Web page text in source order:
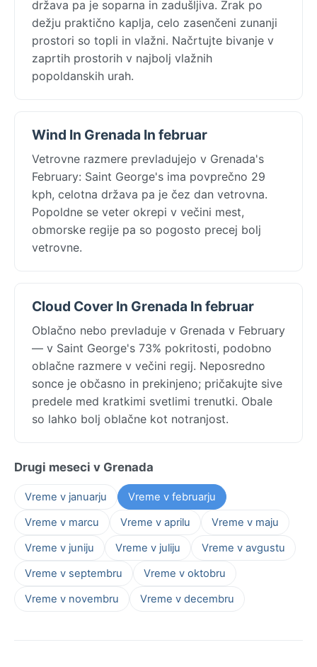
država pa je soparna in zadušljiva. Zrak po
dežju praktično kaplja, celo zasenčeni zunanji
prostori so topli in vlažni. Načrtujte bivanje v
zaprtih prostorih v najbolj vlažnih
popoldanskih urah.
Wind In Grenada In februar
Vetrovne razmere prevladujejo v Grenada's
February: Saint George's ima povprečno 29
kph, celotna država pa je čez dan vetrovna.
Popoldne se veter okrepi v večini mest,
obmorske regije pa so pogosto precej bolj
vetrovne.
Cloud Cover In Grenada In februar
Oblačno nebo prevladuje v Grenada v February
— v Saint George's 73% pokritosti, podobno
oblačne razmere v večini regij. Neposredno
sonce je občasno in prekinjeno; pričakujte sive
predele med kratkimi svetlimi trenutki. Obale
so lahko bolj oblačne kot notranjost.
Drugi meseci v Grenada
Vreme v januarju
Vreme v februarju
Vreme v marcu
Vreme v aprilu
Vreme v maju
Vreme v juniju
Vreme v juliju
Vreme v avgustu
Vreme v septembru
Vreme v oktobru
Vreme v novembru
Vreme v decembru